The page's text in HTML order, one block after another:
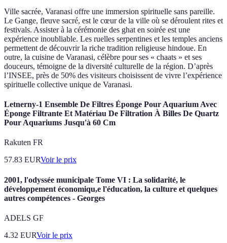
Ville sacrée, Varanasi offre une immersion spirituelle sans pareille.
Le Gange, fleuve sacré, est le cœur de la ville où se déroulent rites et
festivals. Assister à la cérémonie des ghat en soirée est une
expérience inoubliable. Les ruelles serpentines et les temples anciens
permettent de découvrir la riche tradition religieuse hindoue. En
outre, la cuisine de Varanasi, célèbre pour ses « chaats » et ses
douceurs, témoigne de la diversité culturelle de la région. D’après
l’INSEE, près de 50% des visiteurs choisissent de vivre l’expérience
spirituelle collective unique de Varanasi.
Letnerny-1 Ensemble De Filtres Éponge Pour Aquarium Avec
Éponge Filtrante Et Matériau De Filtration À Billes De Quartz
Pour Aquariums Jusqu'à 60 Cm
Rakuten FR
57.83 EURVoir le prix
2001, l'odyssée municipale Tome VI : La solidarité, le
développement économiqu,e l'éducation, la culture et quelques
autres compétences - Georges
ADELS GF
4.32 EURVoir le prix